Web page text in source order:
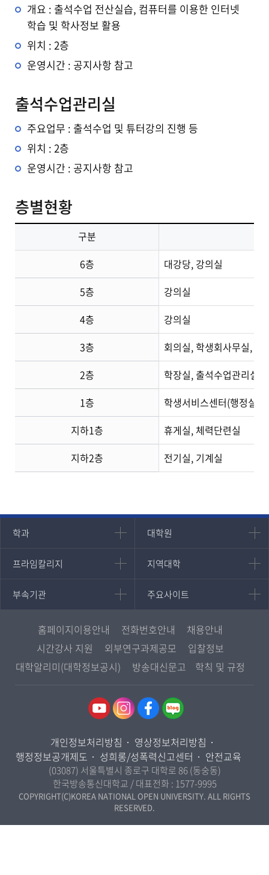
개요 : 출석수업 전산실습, 컴퓨터를 이용한 인터넷
학습 및 학사정보 활용
위치 : 2층
운영시간 : 공지사항 참고
출석수업관리실
주요업무 : 출석수업 및 튜터강의 진행 등
위치 : 2층
운영시간 : 공지사항 참고
층별현황
구분
6층
대강당, 강의실
5층
강의실
4층
강의실
3층
회의실, 학생회사무실, 생
2층
학장실, 출석수업관리실(
1층
학생서비스센터(행정실),
지하1층
휴게실, 체력단련실
지하2층
전기실, 기계실
학과
인문과학대학
국어국문학과
영어영문학과
일본학과
사회과학대학
무역학과
미디어영상학과
도시콘텐츠·관광학과
사회복지연계전공
대학원
대학원
대학원
경영대학원
프라임칼리지
프라임칼리지
학사학위과정
평생교육과정
지역대학
지역대학
지역대학 포털
서울지역대학
대구경북지역대학
인천지역대학
광주전남지역대학
울산지역대학
경기지역대학
강원지역대학
충북지역대학
전북지역대학
경남지역대학
제주지역대학
부속기관
부속기관
중앙도서관
원격교육혁신연구원
통합인문학연구소
디지털미디어센터
국제협력단
산학협력단
주요사이트
주요사이트
멘토링
진로심리상담
교육정보화본부
국립대학육성사업
홈페이지이용안내 전화번호안내
채용안내
시간강사 지원
외부연구과제공모
입찰정보
대학알리미(대학정보공시)
방송대신문고 학칙 및 규정
개인정보처리방침
영상정보처리방침
행정정보공개제도
성희롱/성폭력신고센터 안전교육
(03087) 서울특별시 종로구 대학로 86 (동숭동)
한국방송통신대학교 / 대표전화 : 1577-9995
COPYRIGHT(C)KOREA NATIONAL OPEN UNIVERSITY. ALL RIGHTS
RESERVED.